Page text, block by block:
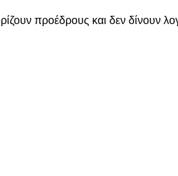
προέδρους και δεν δίνουν